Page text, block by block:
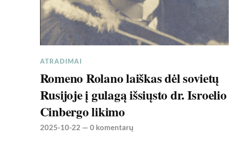
ATRADIMAI
Romeno Rolano laiškas dėl sovietų
Rusijoje į gulagą išsiųsto dr. Isroelio
Cinbergo likimo
2025-10-22 — 0 komentarų